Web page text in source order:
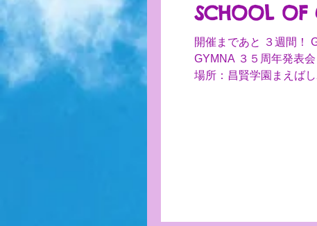
SCHOOL OF
開催まであと ３週間！
GYMNA ３５周年発表会＊ 「SCHOOL OF GYMNA」 令和元年８月１２日（祝
場所：昌賢学園まえば